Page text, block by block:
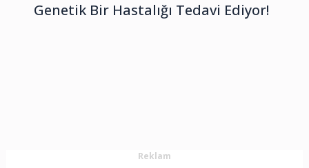
Genetik Bir Hastalığı Tedavi Ediyor!
Reklam